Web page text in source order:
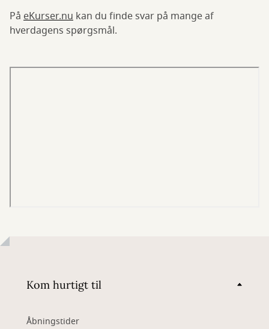
På eKurser.nu kan du finde svar på mange af
hverdagens spørgsmål.
Kom hurtigt til
Åbningstider